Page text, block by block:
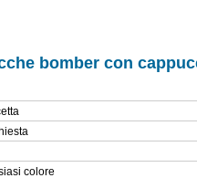
bomber con
colore